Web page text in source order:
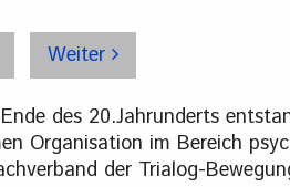
Weiter
des 20.Jahrunderts
Organisation im Bereich
der Trialog-